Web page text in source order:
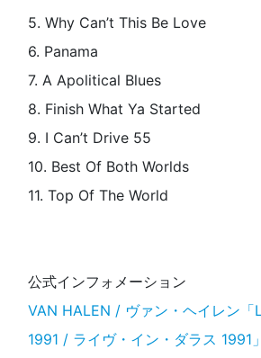
5. Why Can’t This Be Love
6. Panama
7. A Apolitical Blues
8. Finish What Ya Started
9. I Can’t Drive 55
10. Best Of Both Worlds
11. Top Of The World
公式インフォメーション
VAN HALEN / ヴァン・ヘイレン
1991 / ライヴ・イン・ダラス 1991